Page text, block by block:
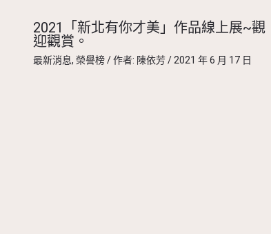
2021「新北有你才美」作品線上展~觀
迎觀賞。
最新消息, 榮譽榜/ 作者: 陳依芳/2021 年 6 月 17 日